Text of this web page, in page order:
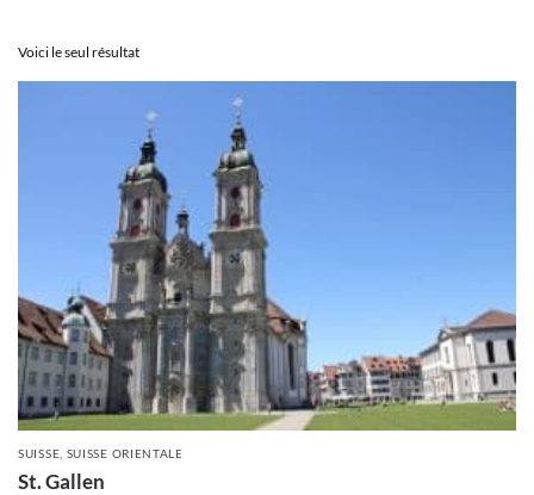
Voici le seul résultat
SUISSE SUISSE ORIENTALE
St. Gallen